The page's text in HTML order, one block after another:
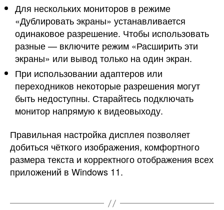
Для нескольких мониторов в режиме
«Дублировать экраны» устанавливается
одинаковое разрешение. Чтобы использовать
разные — включите режим «Расширить эти
экраны» или вывод только на один экран.
При использовании адаптеров или
переходников некоторые разрешения могут
быть недоступны. Старайтесь подключать
монитор напрямую к видеовыходу.
Правильная настройка дисплея позволяет
добиться чёткого изображения, комфортного
размера текста и корректного отображения всех
приложений в Windows 11.